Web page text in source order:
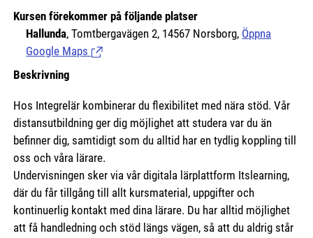
Kursen förekommer på följande platser
Hallunda, Tomtbergavägen 2, 14567 Norsborg, Öppna
Google Maps (Länk till extern sida.)
Beskrivning
Hos Integrelär kombinerar du flexibilitet med nära stöd. Vår
distansutbildning ger dig möjlighet att studera var du än
befinner dig, samtidigt som du alltid har en tydlig koppling till
oss och våra lärare.
Undervisningen sker via vår digitala lärplattform Itslearning,
där du får tillgång till allt kursmaterial, uppgifter och
kontinuerlig kontakt med dina lärare. Du har alltid möjlighet
att få handledning och stöd längs vägen, så att du aldrig står